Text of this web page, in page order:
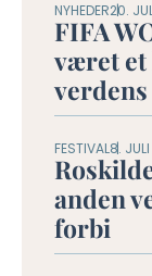
NYHEDER20.
FIFA
været et
FESTIVAL8.
anden
forbi